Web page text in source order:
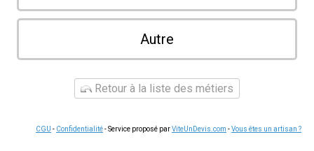
Autre
Retour à la liste des métiers
CGU - Confidentialité- Service proposé parViteUnDevis.com -Vous êtes un artisan ?